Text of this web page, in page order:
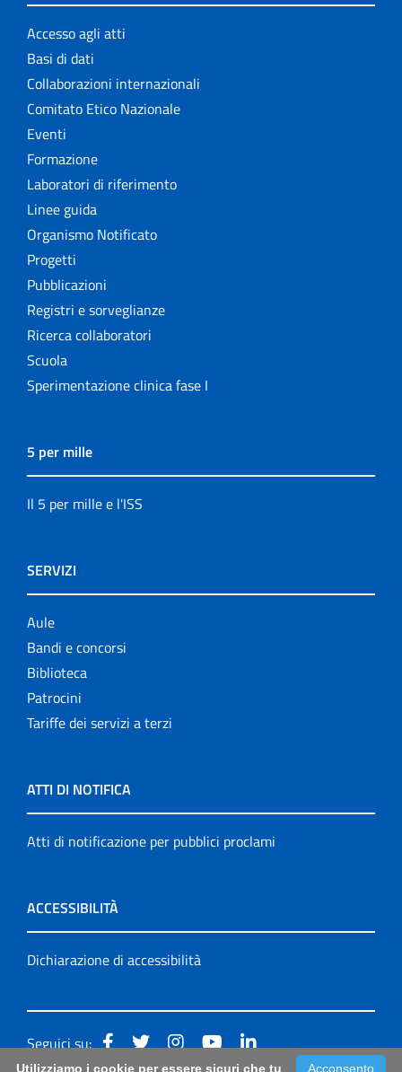
Accesso agli atti
Basi di dati
Collaborazioni internazionali
Comitato Etico Nazionale
Eventi
Formazione
Laboratori di riferimento
Linee guida
Organismo Notificato
Progetti
Pubblicazioni
Registri e sorveglianze
Ricerca collaboratori
Scuola
Sperimentazione clinica fase I
5 per mille
Il 5 per mille e l'ISS
SERVIZI
Aule
Bandi e concorsi
Biblioteca
Patrocini
Tariffe dei servizi a terzi
ATTI DI NOTIFICA
Atti di notificazione per pubblici proclami
ACCESSIBILITÀ
Dichiarazione di accessibilità
Seguici su:
Acconsento
Utilizziamo i cookie per essere sicuri che tu